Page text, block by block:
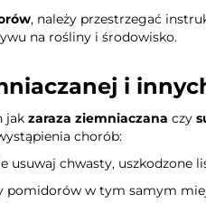
, należy przestrzegać
na rośliny i środowisko.
i
jakzaraza ziemniaczana czy
chorób:
usuwaj chwasty, uszkodzone
pomidorów w tym samym